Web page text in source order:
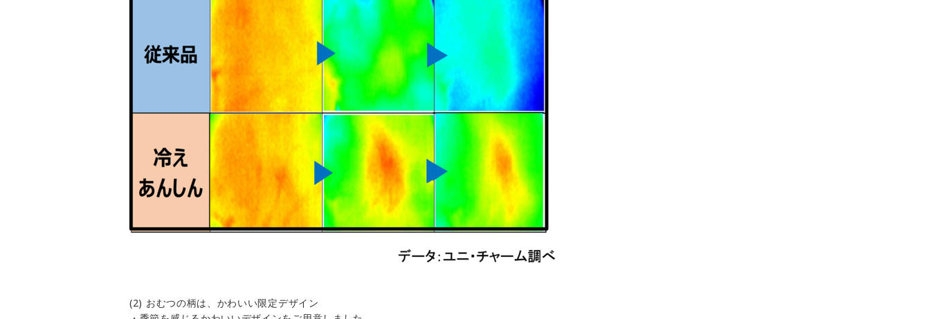
(2) おむつの柄は、かわいい限定デザイン